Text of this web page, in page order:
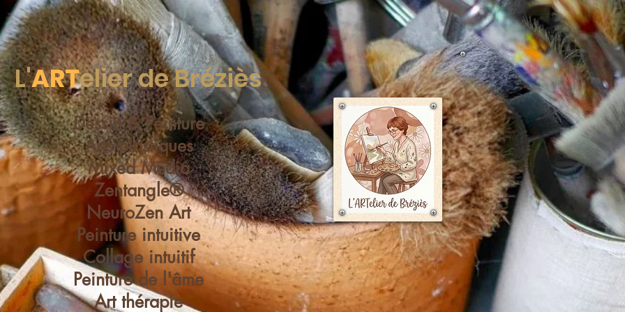
L'ARTelier de Bréziès
Dessin & Peinture
Arts plastiques
Mixed Media
Zentangle®
NeuroZen Art
Peinture intuitive
Collage intuitif
Peinture de l'âme
Art thérapie